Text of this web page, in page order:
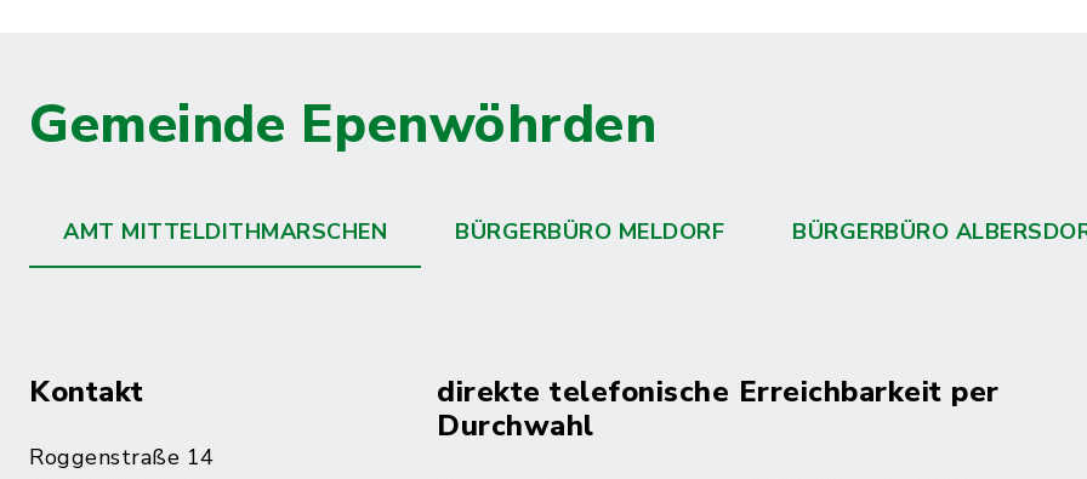
Gemeinde Epenwöhrden
AMT MITTELDITHMARSCHEN BÜRGERBÜRO MELDORF BÜRGERBÜRO
Kontakt
Roggenstraße 14
direkte telefonische Erreichbarkeit per
Durchwahl